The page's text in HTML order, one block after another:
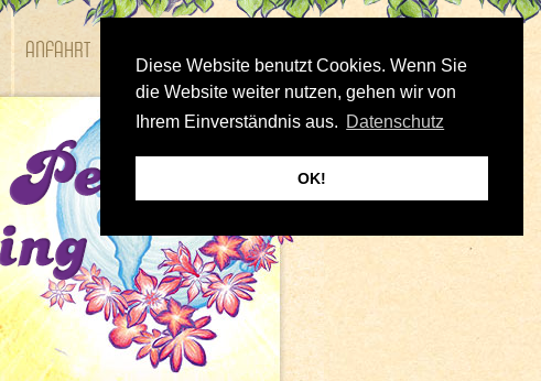
Diese Website benutzt Cookies. Wenn Sie
die Website weiter nutzen, gehen wir von
Ihrem Einverständnis aus. Datenschutz
OK!
Anfahrt Bilder